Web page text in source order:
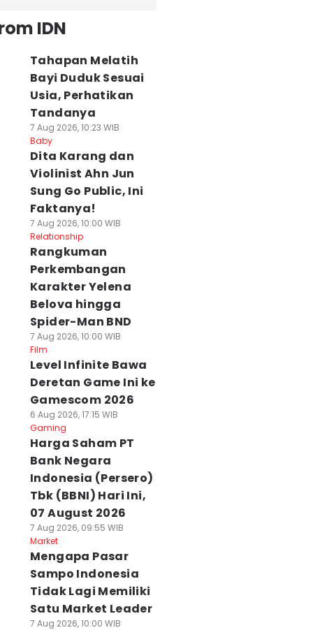
IDN
Tahapan Melatih
Bayi Duduk Sesuai
Usia, Perhatikan
Tandanya
7 Aug 2026, 10:23 WIB
Baby
Dita Karang dan
Violinist Ahn Jun
Sung Go Public, Ini
Faktanya!
7 Aug 2026, 10:00 WIB
Relationship
Rangkuman
Perkembangan
Karakter Yelena
Belova hingga
Spider-Man BND
7 Aug 2026, 10:00 WIB
Film
Level Infinite Bawa
Deretan Game Ini ke
Gamescom 2026
6 Aug 2026, 17:15 WIB
Gaming
Harga Saham PT
Bank Negara
Indonesia (Persero)
Tbk (BBNI) Hari Ini,
07 August 2026
7 Aug 2026, 09:55 WIB
Market
Mengapa Pasar
Sampo Indonesia
Tidak Lagi Memiliki
Satu Market Leader
7 Aug 2026, 10:00 WIB